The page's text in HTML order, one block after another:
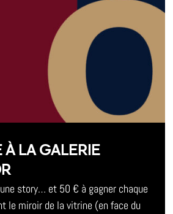
À LA GALERIE
story… et 50 € à gagner chaque
le miroir de la vitrine (en face du